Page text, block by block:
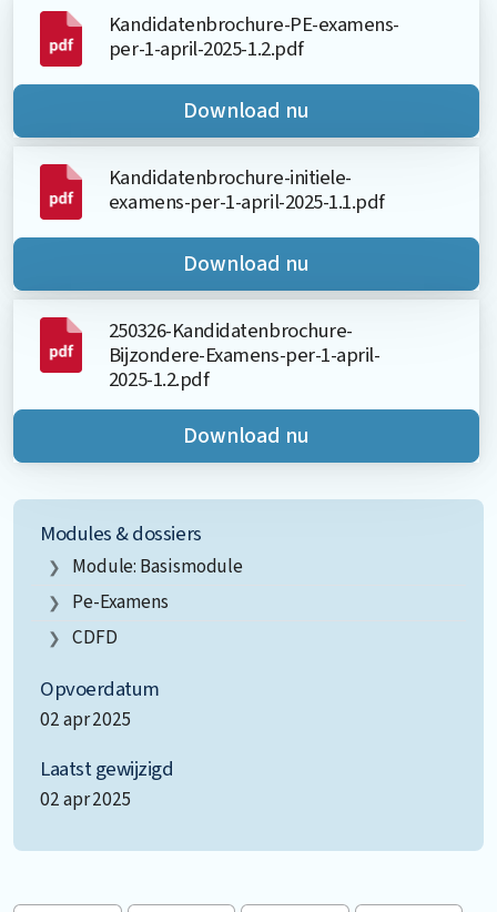
Kandidatenbrochure-PE-examens-
per-1-april-2025-1.2.pdf
Download nu
Kandidatenbrochure-initiele-
examens-per-1-april-2025-1.1.pdf
Download nu
250326-Kandidatenbrochure-
Bijzondere-Examens-per-1-april-
2025-1.2.pdf
Download nu
Modules & dossiers
Module: Basismodule
Pe-Examens
CDFD
Opvoerdatum
02 apr 2025
Laatst gewijzigd
02 apr 2025